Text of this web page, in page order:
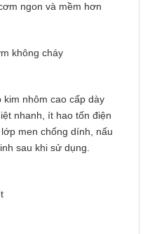
ngon và mềm hơn
không cháy
nhôm cao cấp dày
nhanh, ít hao tốn điện
men chống dính, nấu
sau khi sử dụng.